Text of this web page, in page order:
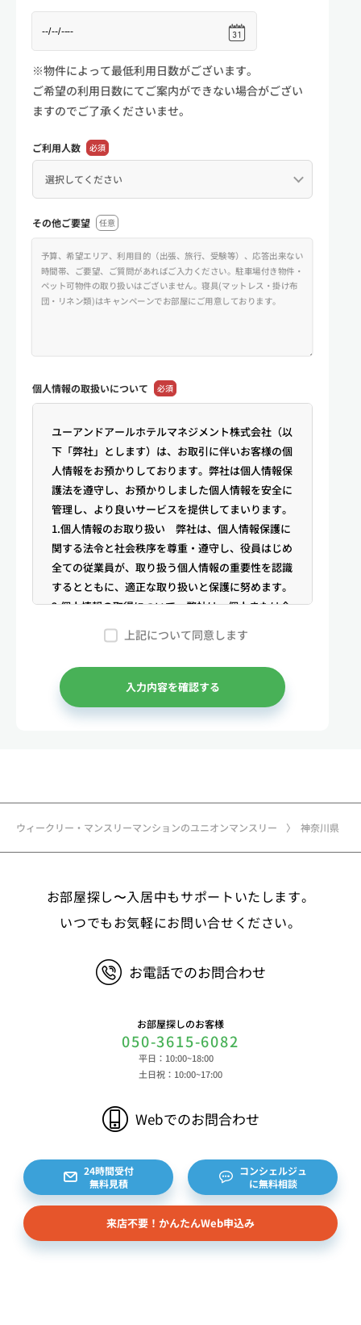
ウィークリー・マンスリーマンションのユニオンマンスリー 神奈川県
※物件によって最低利用日数がございます。
ご希望の利用日数にてご案内ができない場合がござい
ますのでご了承くださいませ。
ご利用人数 必須
その他ご要望 任意
個人情報の取扱いについて 必須
ユーアンドアールホテルマネジメント株式会社（以
下「弊社」とします）は、お取引に伴いお客様の個
人情報をお預かりしております。弊社は個人情報保
護法を遵守し、お預かりしました個人情報を安全に
管理し、より良いサービスを提供してまいります。
1.個人情報のお取り扱い 弊社は、個人情報保護に
関する法令と社会秩序を尊重・遵守し、役員はじめ
全ての従業員が、取り扱う個人情報の重要性を認識
するとともに、適正な取り扱いと保護に努めます。
2.個人情報の取得について 弊社は、個人または企
業からの電話・メール等のお問合せや公開情報（登
記簿謄本、電話帳、インターネット掲載情報等）な
どから適法かつ公正な手段により個人情報を取得い
たします。
3.弊社が保有する個人情報 （1）マンスリー物件
メールアドレス、アカウントのIDおよびパスワー
等 ③決済に関する情報 クレジットカードに関す
ービスのご利用に際して取得する情報 端末識別
子、広告識別子、IPアドレス、クッキーデータおよ
閲覧時刻、リファラー情報ならびにクッキーIDや広
対するお問い合わせ・ご連絡等に関する情報等 ま
た、お客様の個人情報は、弊社のデータベースシス
テムに登録されます。登録されるお客様の個人情報
積書等をもとに登録されます。 （2）弊社と賃貸
借契約を締結している不動産所有者様および所有者
約等のお問合せをいただいた個人または企業、イン
ターネット上の不動産オーナーサイト等からの査定
依頼者、 公開情報などから取得した不動産所有者
様（以下総称して「オーナー様」といいます）の個
人情報を取得します。取得する個人情報は、上記
上記について同意します
入力内容を確認する
お部屋探し〜入居中もサポートいたします。
いつでもお気軽にお問い合せください。
お電話でのお問合わせ
お部屋探しのお客様
050-3615-6082
平日：10:00~18:00
土日祝：10:00~17:00
Webでのお問合わせ
24時間受付
無料見積
コンシェルジュ
に無料相談
来店不要！かんたんWeb申込み